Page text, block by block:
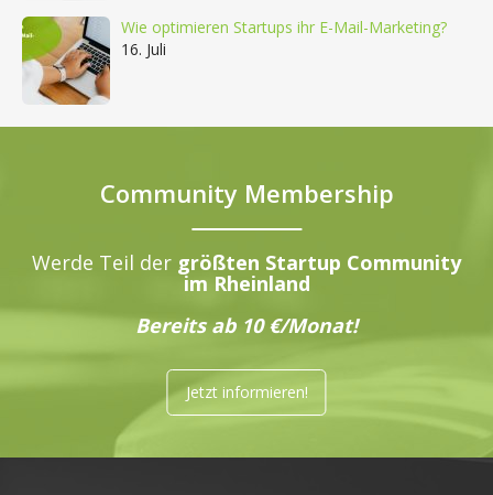
Wie optimieren Startups ihr E-Mail-Marketing?
16. Juli
Community Membership
Werde Teil der größten Startup Community
im Rheinland
Bereits ab 10 €/Monat!
Jetzt informieren!